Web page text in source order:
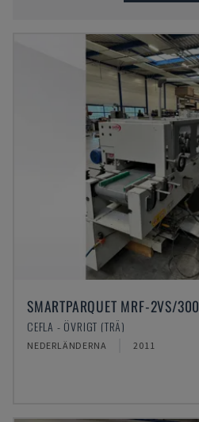
SMARTPARQUET MRF-2VS/300
CEFLA - ÖVRIGT (TRÄ)
NEDERLÄNDERNA 2011